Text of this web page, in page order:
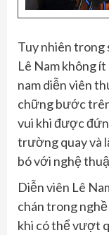
Tuy nhiên trong
Lê Nam không
nam diễn viên
chững bước
vui khi được
trường quay và
bó với nghệ
Diễn viên Lê
chán trong
khi có thể vượt